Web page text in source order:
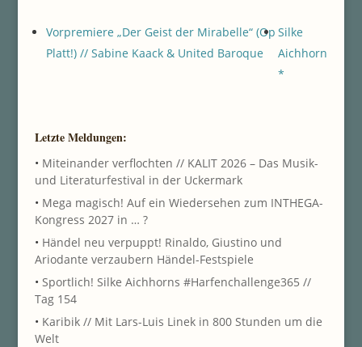
Vorpremiere „Der Geist der Mirabelle“ (Op
Platt!) // Sabine Kaack & United Baroque
Silke
Aichhorn
*
Letzte Meldungen:
• Miteinander verflochten // KALIT 2026 – Das Musik-
und Literaturfestival in der Uckermark
• Mega magisch! Auf ein Wiedersehen zum INTHEGA-
Kongress 2027 in … ?
• Händel neu verpuppt! Rinaldo, Giustino und
Ariodante verzaubern Händel-Festspiele
• Sportlich! Silke Aichhorns #Harfenchallenge365 //
Tag 154
• Karibik // Mit Lars-Luis Linek in 800 Stunden um die
Welt